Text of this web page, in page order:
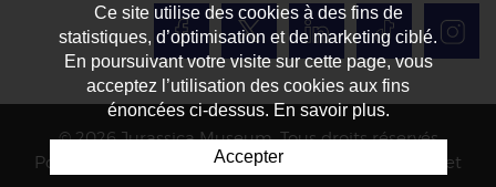
© 2026 Jurassica Museum. Tous droits réservés
Powered by Artionet
-Generated with IceCube2.Net
Ce site utilise des cookies à des fins de
statistiques, d’optimisation et de marketing ciblé.
En poursuivant votre visite sur cette page, vous
acceptez l’utilisation des cookies aux fins
énoncées ci-dessus. En savoir plus.
Accepter